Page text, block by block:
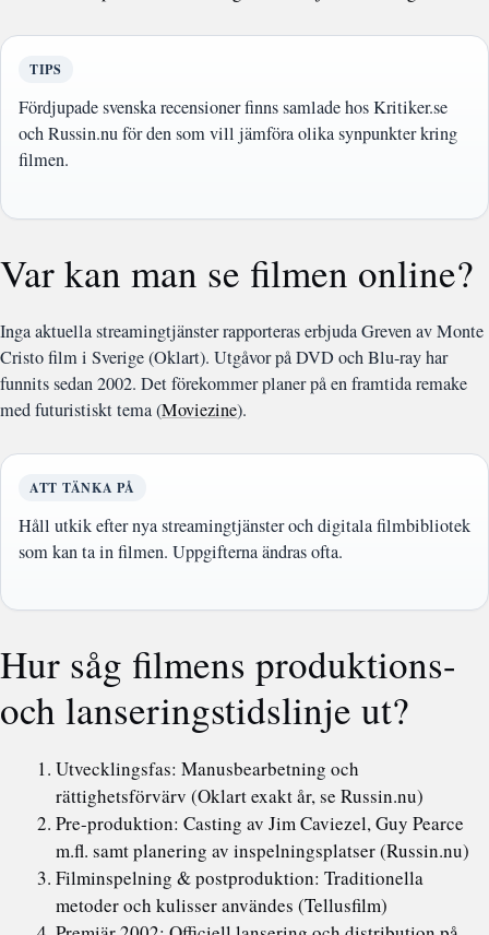
TIPS
Fördjupade svenska recensioner finns samlade hos Kritiker.se
och Russin.nu för den som vill jämföra olika synpunkter kring
filmen.
Var kan man se filmen online?
Inga aktuella streamingtjänster rapporteras erbjuda Greven av Monte
Cristo film i Sverige (Oklart). Utgåvor på DVD och Blu-ray har
funnits sedan 2002. Det förekommer planer på en framtida remake
med futuristiskt tema (Moviezine).
ATT TÄNKA PÅ
Håll utkik efter nya streamingtjänster och digitala filmbibliotek
som kan ta in filmen. Uppgifterna ändras ofta.
Hur såg filmens produktions-
och lanseringstidslinje ut?
Utvecklingsfas: Manusbearbetning och
rättighetsförvärv (Oklart exakt år, se Russin.nu)
Pre-produktion: Casting av Jim Caviezel, Guy Pearce
m.fl. samt planering av inspelningsplatser (Russin.nu)
Filminspelning & postproduktion: Traditionella
metoder och kulisser användes (Tellusfilm)